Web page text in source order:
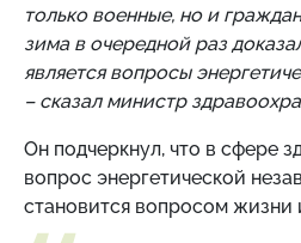
только военные, но и
зима в очередной раз
является вопросы
– сказал министр
Он подчеркнул, что в сфере
вопрос энергетической
становится вопросом жизни